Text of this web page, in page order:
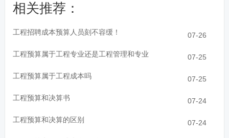
相关推荐：
工程招聘成本预算人员刻不容缓！ 07-26
工程预算属于工程专业还是工程管理和专业 07-25
工程预算属于工程成本吗 07-25
工程预算和决算书 07-24
工程预算和决算的区别 07-24